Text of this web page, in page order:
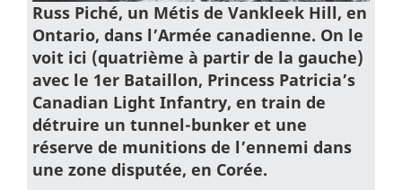
Russ Piché, un Métis de Vankleek Hill, en
Ontario, dans l’Armée canadienne. On le
voit ici (quatrième à partir de la gauche)
avec le 1er Bataillon, Princess Patricia’s
Canadian Light Infantry, en train de
détruire un tunnel-bunker et une
réserve de munitions de l’ennemi dans
une zone disputée, en Corée.